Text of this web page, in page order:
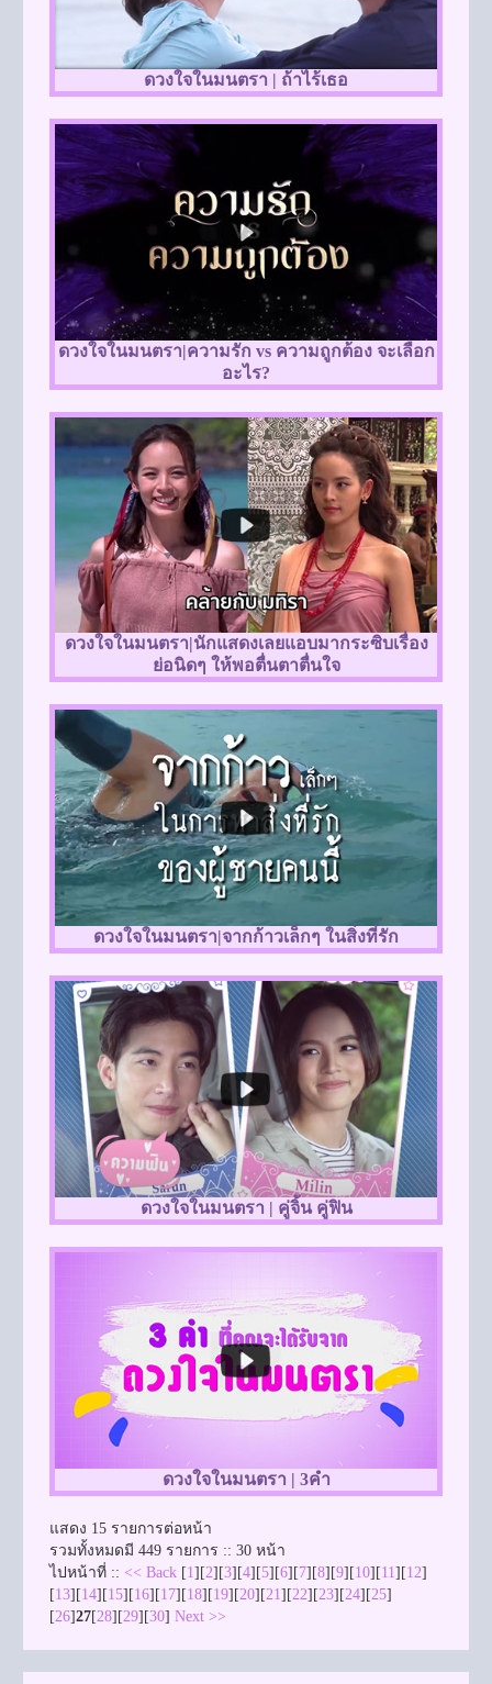
ดวงใจในมนตรา | ถ้าไร้เธอ
ดวงใจในมนตรา|ความรัก vs ความถูกต้อง จะเลือก
อะไร?
ดวงใจในมนตรา|นักแสดงเลยแอบมากระซิบเรื่อง
ย่อนิดๆ ให้พอตื่นตาตื่นใจ
ดวงใจในมนตรา|จากก้าวเล็กๆ ในสิ่งที่รัก
ดวงใจในมนตรา | คู่จิ้น คู่ฟิน
ดวงใจในมนตรา | 3คำ
แสดง 15 รายการต่อหน้า
รวมทั้งหมดมี 449 รายการ :: 30 หน้า
ไปหน้าที่ :: << Back [1][2][3][4][5][6][7][8][9][10][11][12]
[13][14][15][16][17][18][19][20][21][22][23][24][25]
[26]27[28][29][30] Next >>